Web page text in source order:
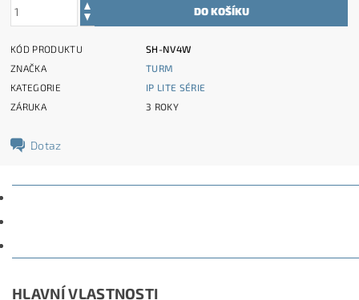
KÓD PRODUKTU
SH-NV4W
ZNAČKA
TURM
KATEGORIE
IP LITE SÉRIE
ZÁRUKA
3 ROKY
Dotaz
HLAVNÍ VLASTNOSTI